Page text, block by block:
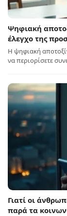
Ψηφιακή
έλεγχο της
Η ψηφιακή
να περιορίσετε
Γιατί οι
παρά τα